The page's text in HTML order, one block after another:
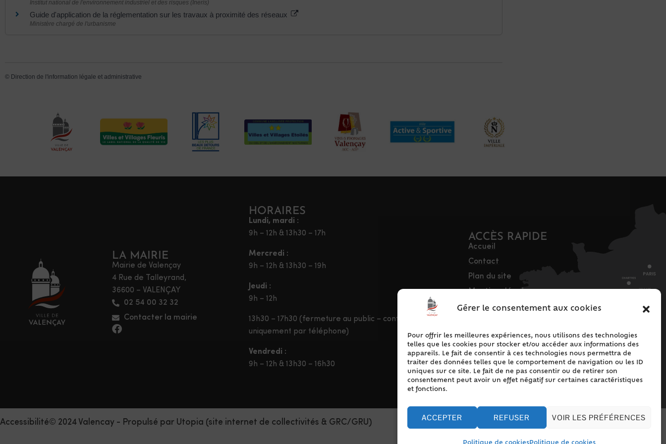
Gérer le consentement aux cookies
Pour offrir les meilleures expériences, nous utilisons des technologies
telles que les cookies pour stocker et/ou accéder aux informations des
appareils. Le fait de consentir à ces technologies nous permettra de
traiter des données telles que le comportement de navigation ou les ID
uniques sur ce site. Le fait de ne pas consentir ou de retirer son
consentement peut avoir un effet négatif sur certaines caractéristiques
et fonctions.
ACCEPTER REFUSER VOIR LES PRÉFÉRENCES
Institut national de l'environnement industriel et des risques (Ineris)
Guide d'application de la réglementation sur les travaux à proximité des réseaux
Ministère chargé de l'urbanisme
© Direction de l'information légale et administrative
LA MAIRIE
Mairie de Valençay
4 Rue de Talleyrand,
36600 – VALENÇAY
02 54 00 32 32
Contacter la mairie
HORAIRES
Lundi, mardi :
9h – 12h & 13h30 – 17h
Mercredi :
9h – 12h & 13h30 – 19h
Jeudi :
9h – 12h
13h30 – 17h30 (fermeture au public – contact
uniquement par téléphone)
Vendredi :
9h – 12h & 13h30 – 16h30
ACCÈS RAPIDE
Accueil
Contact
Plan du site
Mentions légales
Traitement des
Politique de cookies
(UE)
Accessibilité© 2024 Valencay - Propulsé par Utopia (site internet de collectivités & GRC/GRU)